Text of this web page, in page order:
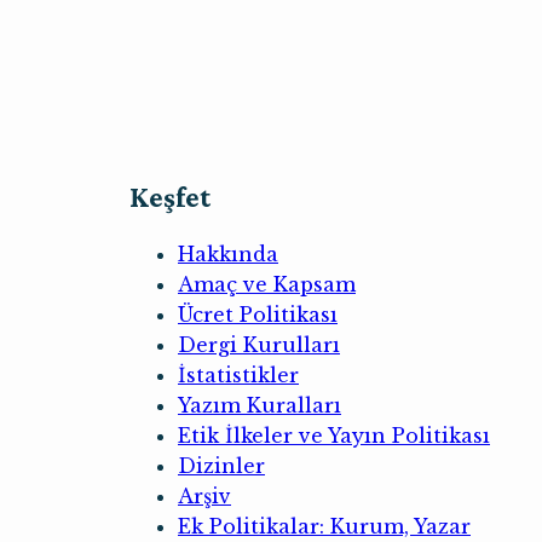
Keşfet
Hakkında
Amaç ve Kapsam
Ücret Politikası
Dergi Kurulları
İstatistikler
Yazım Kuralları
Etik İlkeler ve Yayın Politikası
Dizinler
Arşiv
Ek Politikalar: Kurum, Yazar